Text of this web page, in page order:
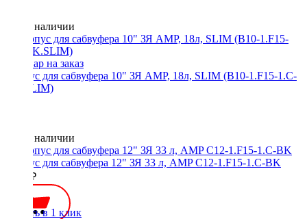
Нет в наличии
Корпус для сабвуфера 10" ЗЯ AMP, 18л, SLIM (B10-1.F15-1.C-
BK.SLIM)
Нет в наличии
Корпус для сабвуфера 12" ЗЯ 33 л, AMP C12-1.F15-1.C-BK
5000 ₽
Купить в 1 клик